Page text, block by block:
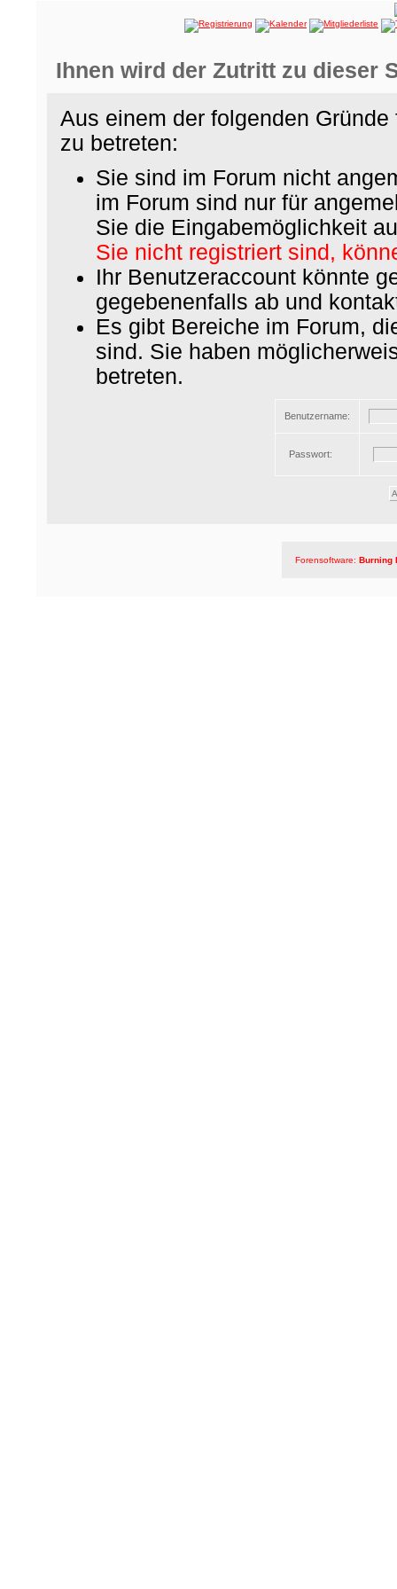
Ihnen wird der Zutritt zu dieser
Aus einem der folgenden
zu betreten:
Sie sind im Forum nicht
im Forum sind nur für
Sie die Eingabemöglichkeit
Sie nicht registriert sind,
Ihr Benutzeraccount könnte
gegebenenfalls ab und
Es gibt Bereiche im Forum,
sind. Sie haben
betreten.
Benutzername:
Passwort:
Forensoftware: Burning